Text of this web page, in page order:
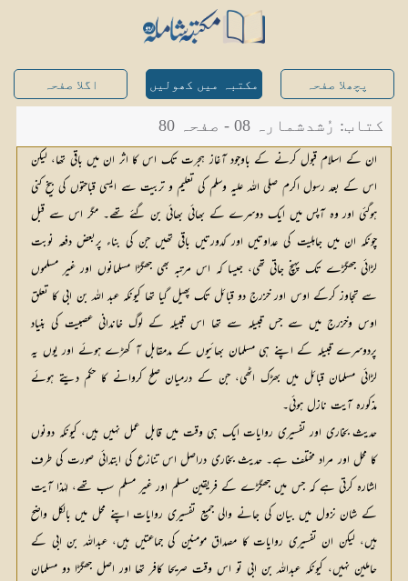
پچھلا صفحہ مکتبہ میں کھولیں اگلا صفحہ
کتاب: رُشدشمارہ 08 - صفحہ 80
ان کے اسلام قبول کرنے کے باوجود آغاز ہجرت تک اس کا اثر ان میں باقی تھا، لیکن
اس کے بعد رسول اکرم صلی اللہ علیہ وسلم کی تعلیم و تربیت سے ایسی قباحتوں کی بیخ کنی
ہوگئی اور وہ آپس میں ایک دوسرے کے بھائی بھائی بن گئے تھے۔ مگر اس سے قبل
چونکہ ان میں جاہلیت کی عداوتیں اور کدورتیں باقی تھیں جن کی بناء پربعض دفعہ نوبت
لڑائی جھگڑے تک پہنچ جاتی تھی، جیسا کہ اس مرتبہ بھی جھگڑا مسلمانوں اور غیر مسلموں
سے تجاوز کرکے اوس اور خزرج دو قبائل تک پھیل گیا تھا کیونکہ عبد اللہ بن ابی کا تعلق
اوس وخزرج میں سے جس قبیلہ سے تھا اس قبیلہ کے لوگ خاندانی عصبیت کی بنیاد
پردوسرے قبیلہ کے اپنے ہی مسلمان بھائیوں کے مدمقابل آ کھڑے ہوئے اور یوں یہ
لڑائی مسلمان قبائل میں بھڑک اٹھی، جن کے درمیان صلح کروانے کا حکم دیتے ہوئے
مذکورہ آیت نازل ہوئی۔
حدیث بخاری اور تفسیری روایات ایک ہی وقت میں قابل عمل نہیں ہیں، کیونکہ دونوں
کا محل اور مراد مختلف ہے۔ حدیث بخاری دراصل اس تنازع کی ابتدائی صورت کی طرف
اشارہ کرتی ہے کہ جس میں جھگڑے کے فریقین مسلم اور غیر مسلم سب تھے، لہٰذا آیت
کے شان نزول میں بیان کی جانے والی جمیع تفسیری روایات اپنے محل میں بالکل واضح
ہیں، لیکن ان تفسیری روایات کا مصداق مومنین کی جماعتیں ہیں، عبداللہ بن ابی کے
حاملین نہیں، کیونکہ عبداللہ بن ابی تو اس وقت صریحا کافر تھا اور اصل جھگڑا دو مسلمان